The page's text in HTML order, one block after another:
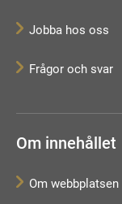
Jobba hos oss
Frågor och svar
Om innehållet
Om webbplatsen